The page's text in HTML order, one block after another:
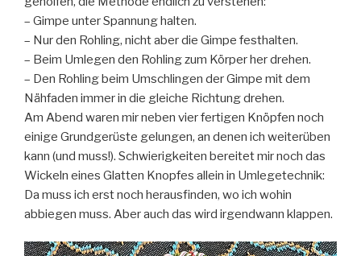
– Gimpe unter Spannung halten.
– Nur den Rohling, nicht aber die Gimpe festhalten.
– Beim Umlegen den Rohling zum Körper her drehen.
– Den Rohling beim Umschlingen der Gimpe mit dem
Nähfaden immer in die gleiche Richtung drehen.
Am Abend waren mir neben vier fertigen Knöpfen noch
einige Grundgerüste gelungen, an denen ich weiterüben
kann (und muss!). Schwierigkeiten bereitet mir noch das
Wickeln eines Glatten Knopfes allein in Umlegetechnik:
Da muss ich erst noch herausfinden, wo ich wohin
abbiegen muss. Aber auch das wird irgendwann klappen.